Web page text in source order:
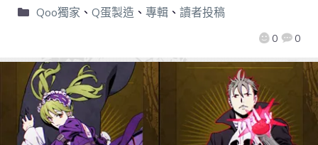
0 0
Qoo獨家 、 Q蛋製造 、 專輯、 讀者投稿